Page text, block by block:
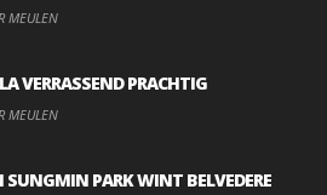
MEULEN
VERRASSEND PRACHTIG
MEULEN
PARK WINT BELVEDERE